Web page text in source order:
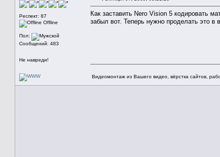
Респект: 87
Offline
Пол:
Сообщений: 483
Не навреди!
Как заставить Nero Vision 5 кодировать
забыл вот. Теперь нужно проделать это в
Видеомонтаж из Вашего видео, вёрстка сайтов,